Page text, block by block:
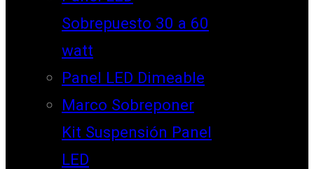
Sobrepuesto 30 a 60
watt
Panel LED Dimeable
Marco Sobreponer
Kit Suspensión Panel
LED